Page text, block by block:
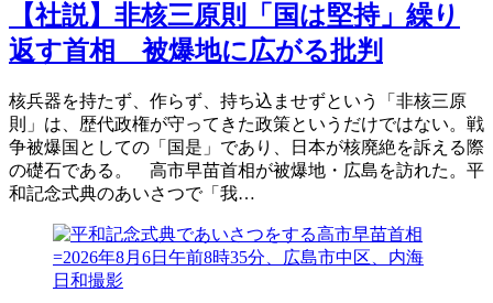
【社説】非核三原則「国は堅持」繰り
返す首相 被爆地に広がる批判
核兵器を持たず、作らず、持ち込ませずという「非核三原
則」は、歴代政権が守ってきた政策というだけではない。戦
争被爆国としての「国是」であり、日本が核廃絶を訴える際
の礎石である。 高市早苗首相が被爆地・広島を訪れた。平
和記念式典のあいさつで「我…